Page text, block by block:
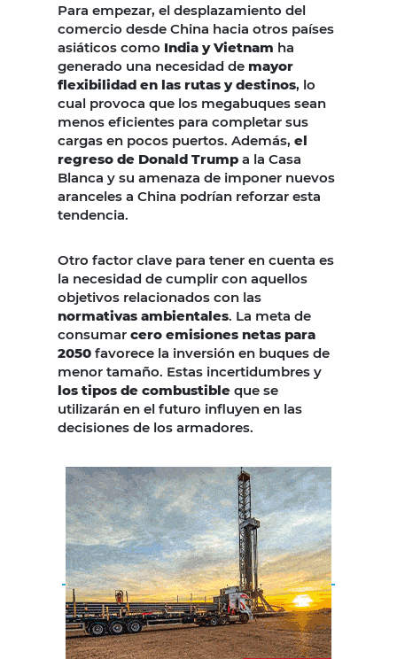
Para empezar, el desplazamiento del
comercio desde China hacia otros países
asiáticos como India y Vietnam ha
generado una necesidad de mayor
flexibilidad en las rutas y destinos, lo
cual provoca que los megabuques sean
menos eficientes para completar sus
cargas en pocos puertos. Además, el
regreso de Donald Trump a la Casa
Blanca y su amenaza de imponer nuevos
aranceles a China podrían reforzar esta
tendencia.
Otro factor clave para tener en cuenta es
la necesidad de cumplir con aquellos
objetivos relacionados con las
normativas ambientales. La meta de
consumar cero emisiones netas para
2050 favorece la inversión en buques de
menor tamaño. Estas incertidumbres y
los tipos de combustible que se
utilizarán en el futuro influyen en las
decisiones de los armadores.